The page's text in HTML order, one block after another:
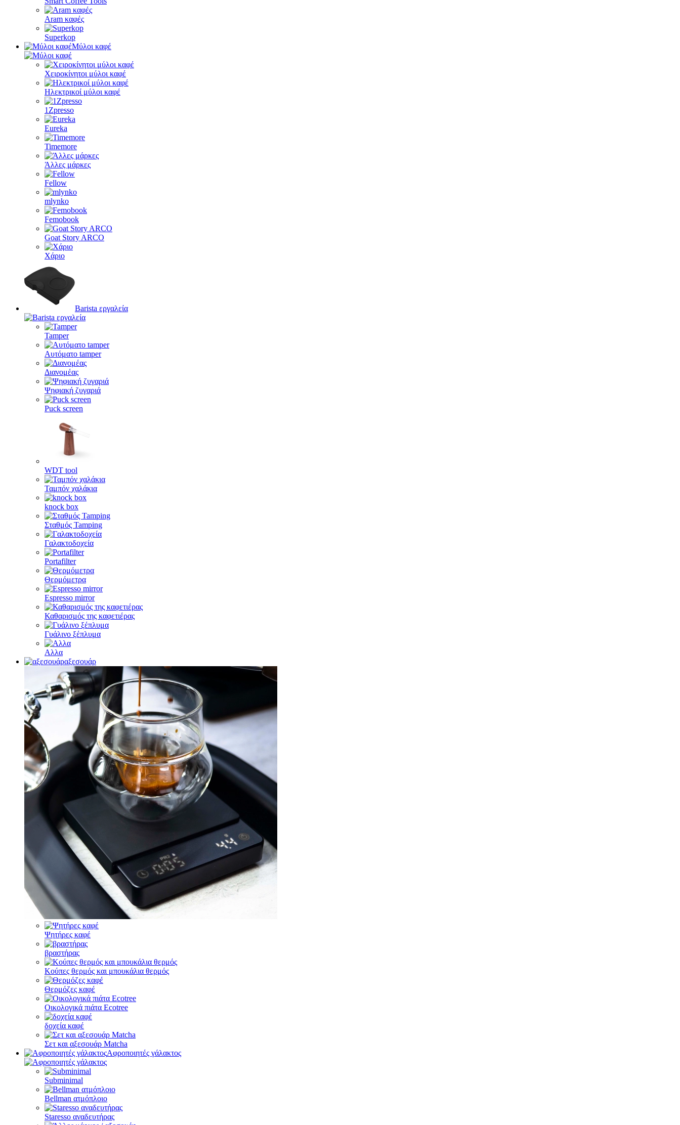
Aram καφές
Superkop
Μύλοι καφέ
Χειροκίνητοι μύλοι καφέ
Ηλεκτρικοί μύλοι καφέ
1Zpresso
Eureka
Timemore
Άλλες μάρκες
Fellow
mlynko
Femobook
Goat Story ARCO
Χάριο
Barista εργαλεία
Tamper
Αυτόματο tamper
Διανομέας
Ψηφιακή ζυγαριά
Puck screen
WDT tool
Ταμπόν χαλάκια
knock box
Σταθμός Tamping
Γαλακτοδοχεία
Portafilter
Θερμόμετρα
Espresso mirror
Καθαρισμός της καφετιέρας
Γυάλινο ξέπλυμα
Αλλα
αξεσουάρ
Ψητήρες καφέ
βραστήρας
Κούπες θερμός και μπουκάλια θερμός
Θερμόζες καφέ
Οικολογικά πιάτα Ecotree
δοχεία καφέ
Σετ και αξεσουάρ Matcha
Αφροποιητές γάλακτος
Subminimal
Bellman ατμόπλοιο
Staresso αναδευτήρας